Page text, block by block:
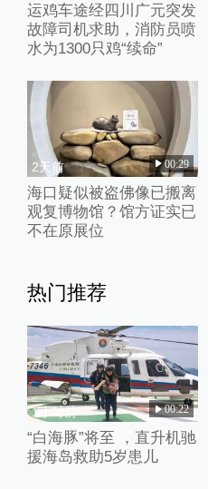
运鸡车途经四川广元突发
故障司机求助，消防员喷
水为1300只鸡“续命”
2天前 00:29
海口疑似被盗佛像已搬离
观复博物馆？馆方证实已
不在原展位
热门推荐
1小时前 00:22
“白海豚”将至 ，直升机驰
援海岛救助5岁患儿